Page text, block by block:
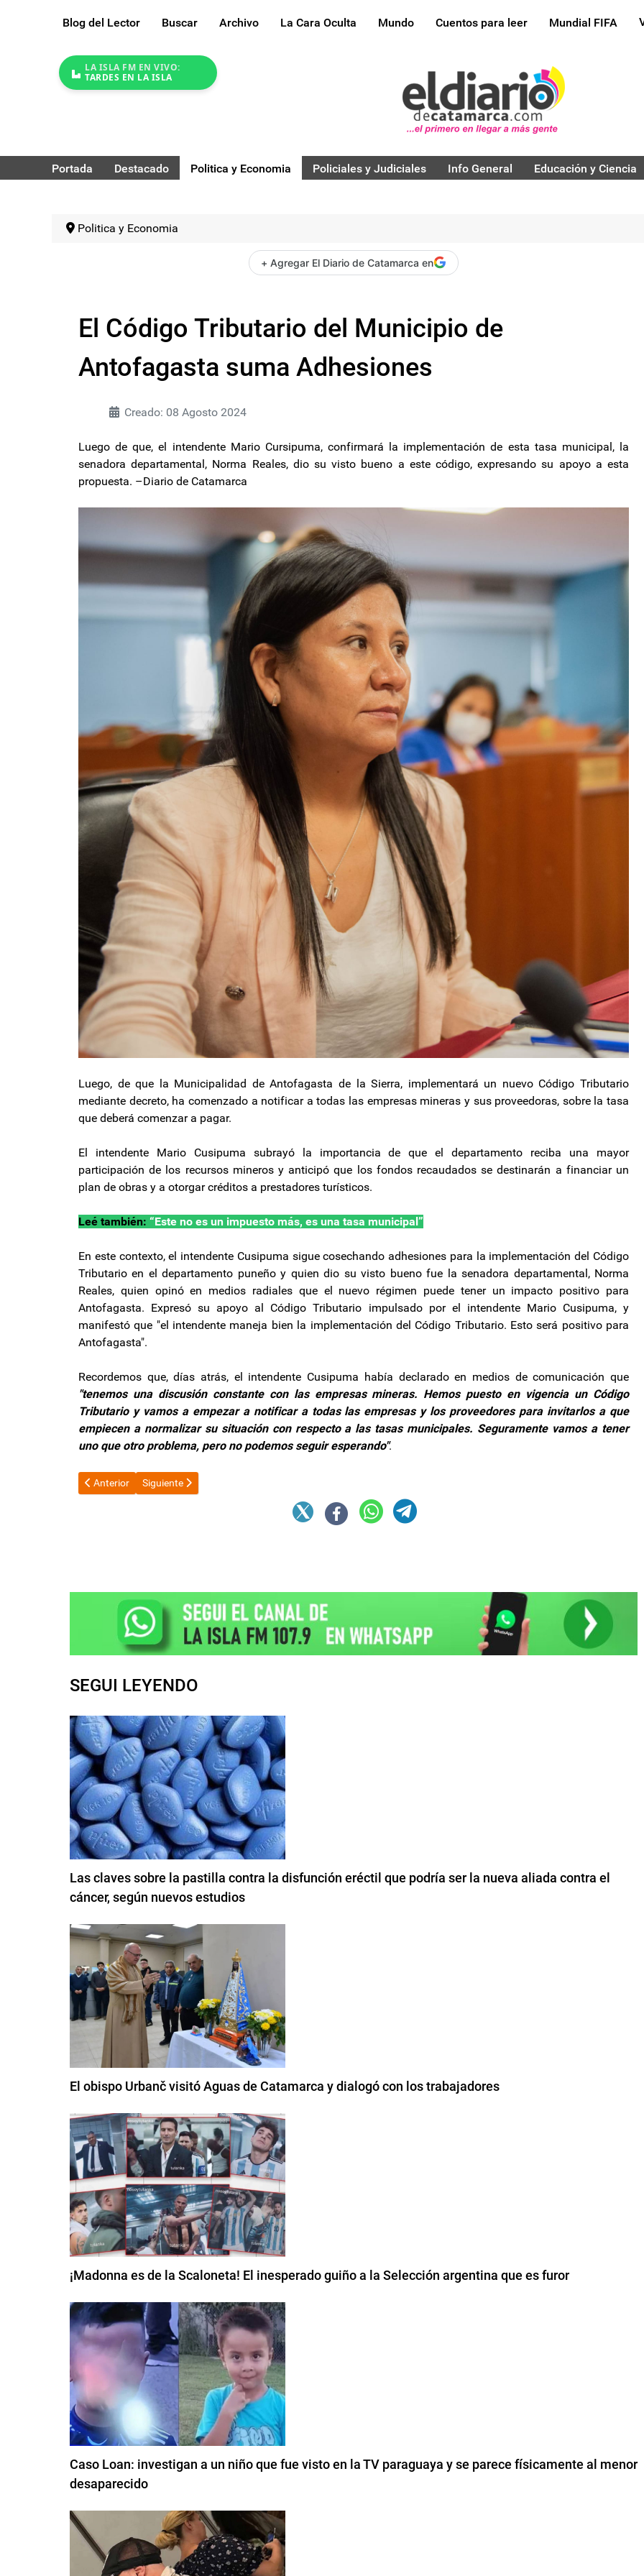
Blog del Lector Buscar Archivo La Cara Oculta Mundo Cuentos para leer Mundial FIFA
LA ISLA FM EN VIVO:
TARDES EN LA ISLA
Portada Destacado Politica y Economia Policiales y Judiciales Info General Educación y Ciencia
Politica y Economia
+ Agregar El Diario de Catamarca en
El Código Tributario del Municipio de
Antofagasta suma Adhesiones
Creado: 08 Agosto 2024
Luego de que, el intendente Mario Cursipuma, confirmará la implementación de esta tasa municipal, la
senadora departamental, Norma Reales, dio su visto bueno a este código, expresando su apoyo a esta
propuesta. –Diario de Catamarca
Luego, de que la Municipalidad de Antofagasta de la Sierra, implementará un nuevo Código Tributario
mediante decreto, ha comenzado a notificar a todas las empresas mineras y sus proveedoras, sobre la tasa
que deberá comenzar a pagar.
El intendente Mario Cusipuma subrayó la importancia de que el departamento reciba una mayor
participación de los recursos mineros y anticipó que los fondos recaudados se destinarán a financiar un
plan de obras y a otorgar créditos a prestadores turísticos.
Leé también: “Este no es un impuesto más, es una tasa municipal”
En este contexto, el intendente Cusipuma sigue cosechando adhesiones para la implementación del Código
Tributario en el departamento puneño y quien dio su visto bueno fue la senadora departamental, Norma
Reales, quien opinó en medios radiales que el nuevo régimen puede tener un impacto positivo para
Antofagasta. Expresó su apoyo al Código Tributario impulsado por el intendente Mario Cusipuma, y
manifestó que "el intendente maneja bien la implementación del Código Tributario. Esto será positivo para
Antofagasta".
Recordemos que, días atrás, el intendente Cusipuma había declarado en medios de comunicación que
"tenemos una discusión constante con las empresas mineras. Hemos puesto en vigencia un Código
Tributario y vamos a empezar a notificar a todas las empresas y los proveedores para invitarlos a que
empiecen a normalizar su situación con respecto a las tasas municipales. Seguramente vamos a tener
uno que otro problema, pero no podemos seguir esperando".
Artículo anterior: El Gobierno lanzó un plan para la compra de electrodomésticos de menor consumo energético
Anterior Artículo siguiente: Kicillof apuntó contra el Gobierno por la disolución del ente que controlaba la Vía Navegable
Siguiente
SEGUI LEYENDO
Las claves sobre la pastilla contra la disfunción eréctil que podría ser la nueva aliada contra el
cáncer, según nuevos estudios
El obispo Urbanč visitó Aguas de Catamarca y dialogó con los trabajadores
¡Madonna es de la Scaloneta! El inesperado guiño a la Selección argentina que es furor
Caso Loan: investigan a un niño que fue visto en la TV paraguaya y se parece físicamente al menor
desaparecido